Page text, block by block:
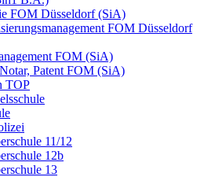
FOM Düsseldorf (SiA)
FOM Düsseldorf
FOM (SiA)
Patent FOM (SiA)
TOP
11/12
12b
13